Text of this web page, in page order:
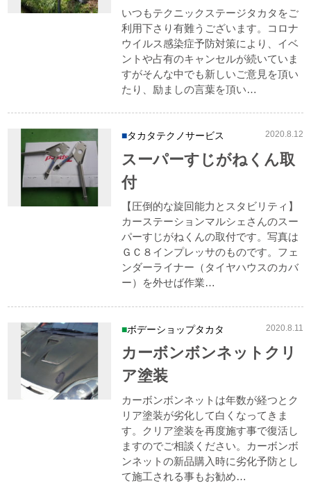
いつもテクニックステージタカタをご
利用下さり有難うございます。コロナ
ウイルス感染症予防対策により、イベ
ントや占有のキャンセルが続いていま
すがそんな中でも新しいご意見を頂い
たり、励ましの言葉を頂い…
タカタテクノサービス 2020.8.12
スーパーすじがねくん取
付
【圧倒的な旋回能力とスタビリティ】
カーステーションマルシェさんのスー
パーすじがねくんの取付です。写真は
ＧＣ８インプレッサのものです。フェ
ンダーライナー（タイヤハウスのカバ
ー）を外せば作業…
ボデーショップタカタ 2020.8.11
カーボンボンネットクリ
ア塗装
カーボンボンネットは年数が経つとク
リア塗装が劣化して白くなってきま
す。クリア塗装を再度施す事で復活し
ますのでご相談ください。カーボンボ
ンネットの新品購入時に劣化予防とし
て施工される事もお勧め…